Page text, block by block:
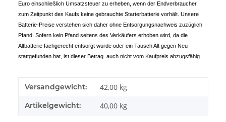
Euro einschließlich Umsatzsteuer zu erheben, wenn der Endverbraucher
zum Zeitpunkt des Kaufs keine gebrauchte Starterbatterie vorhält. Unsere
Batterie-Preise verstehen sich daher ohne Entsorgungsnachweis zuzüglich
Pfand. Sofern kein Pfand seitens des Verkäufers erhoben wird, da die
Altbatterie fachgerecht entsorgt wurde oder ein Tausch Alt gegen Neu
stattgefunden hat, ist dieser Betrag auch nicht vom Kaufpreis abzugsfähig.
Produkteigenschaft
Wert
Versandgewicht: 42,00 kg
Artikelgewicht: 40,00 kg